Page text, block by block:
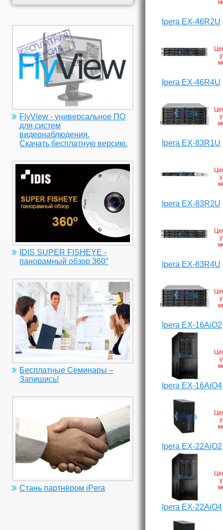
FlyView - универсальное ПО
для систем
видеонаблюдения.
Скачать бесплатную версию.
IDIS SUPER FISHEYE -
панорамный обзор 360°
Бесплатные Семинары –
Запишись!
Стань партнёром iPera
Ipera EX-46R2U
Ipera EX-46R4U
Ipera EX-83R1U
Ipera EX-83R2U
Ipera EX-83R4U
Ipera EX-16AiO2
Ipera EX-16AiO4
Ipera EX-22AiO2
Ipera EX-22AiO4